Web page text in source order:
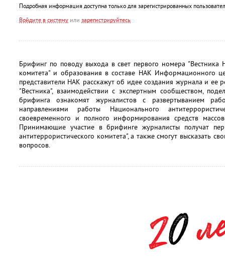
Подробная информация доступна только для зарегистрированных
Войдите в систему или зарегистрируйтесь
Брифинг по поводу выхода в свет первого номера "Вестника
комитета" и образования в составе НАК Информационного
представители НАК расскажут об идее создания журнала и ее
"Вестника", взаимодействии с экспертным сообществом,
брифинга ознакомят журналистов с развертыванием
направлениями работы Национального
своевременного и полного информирования средств
Принимающие участие в брифинге журналисты получат
антитеррористического комитета", а также смогут высказать
вопросов.